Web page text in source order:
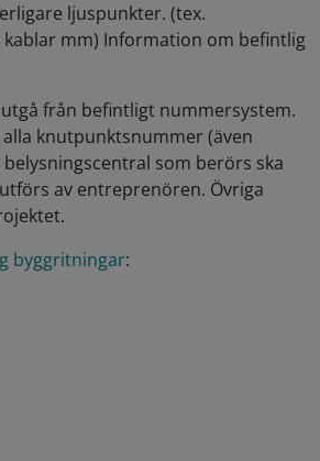
ljuspunkter. (tex.
mm) Information om befintlig
från befintligt nummersystem.
knutpunktsnummer (även
som berörs ska
av entreprenören. Övriga
byggritningar: